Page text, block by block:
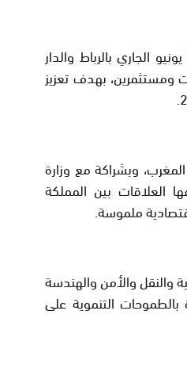
ويجمع المنتدى الاقتصادي المغرب/المملكة المتحدة المنعقد يومي 2 و3 يونيو الجاري بالرباط والدار
ومستثمرين، بهدف تعزيز
وبشراكة مع وزارة
العلاقات بين المملكة
ملموسة.
التحتية والنقل والأمن والهندسة
التنموية على